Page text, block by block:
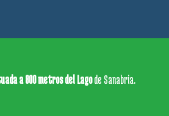
a 800 metros del Lagode Sanabria.